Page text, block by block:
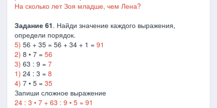
На сколько лет Зоя младше, чем Лена?
Задание 61. Найди значение каждого выражения,
определи порядок.
5) 56 + 35 = 56 + 34 + 1 = 91
2) 8 • 7 = 56
3) 63 : 9 = 7
1) 24 : 3 = 8
4) 7 • 5 = 35
Запиши сложное выражение
24 : 3 • 7 + 63 : 9 • 5 = 91